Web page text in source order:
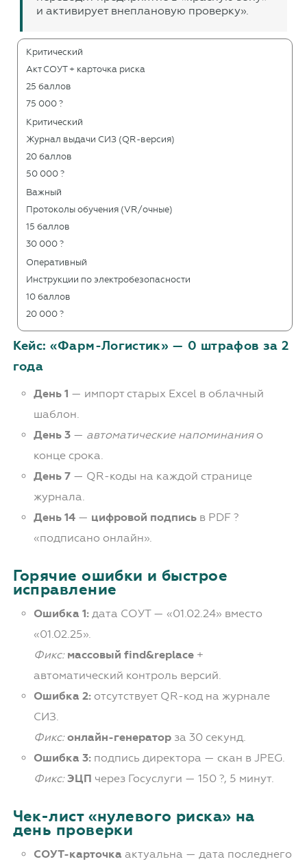
и активирует внеплановую проверку».
Критический
Акт СОУТ + карточка риска
25 баллов
75 000 ?
Критический
Журнал выдачи СИЗ (QR-версия)
20 баллов
50 000 ?
Важный
Протоколы обучения (VR/очные)
15 баллов
30 000 ?
Оперативный
Инструкции по электробезопасности
10 баллов
20 000 ?
Кейс: «Фарм-Логистик» — 0 штрафов за 2
года
День 1 — импорт старых Excel в облачный
шаблон.
День 3— автоматические напоминанияо
конце срока.
День 7— QR-коды на каждой странице
журнала.
День 14— цифровой подписьв PDF ?
подписано онлайн .
Горячие ошибки и быстрое
исправление
Ошибка 1:дата СОУТ — «01.02.24» вместо
«01.02.25».
Фикс: массовый find&replace+
автоматический контроль версий.
Ошибка 2:отсутствует QR-код на журнале
СИЗ.
Фикс: онлайн-генераторза 30 секунд.
Ошибка 3:подпись директора — скан в JPEG.
Фикс: ЭЦП через Госуслуги — 150 ?, 5 минут.
Чек-лист «нулевого риска» на
день проверки
СОУТ-карточка актуальна — дата последнего